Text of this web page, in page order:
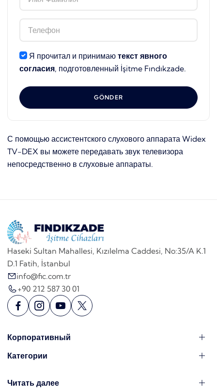
Я прочитал и принимаю текст явного
согласия, подготовленный İşitme Fındıkzade.
GÖNDER
С помощью ассистентского слухового аппарата Widex
TV-DEX вы можете передавать звук телевизора
непосредственно в слуховые аппараты.
Haseki Sultan Mahallesi, Kızılelma Caddesi, No:35/A K.1
D.1 Fatih, İstanbul
info@fic.com.tr
+90 212 587 30 01
Корпоративный
Категории
Читать далее